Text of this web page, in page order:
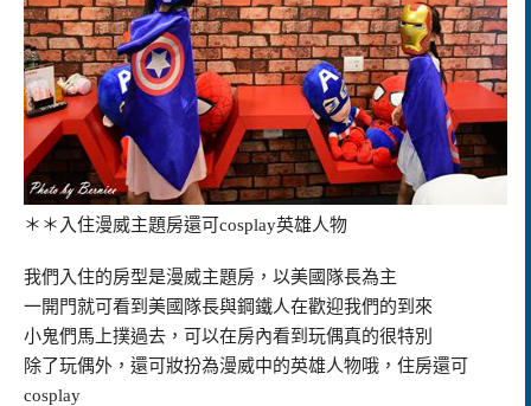
＊＊入住漫威主題房還可cosplay英雄人物
我們入住的房型是漫威主題房，以美國隊長為主
一開門就可看到美國隊長與鋼鐵人在歡迎我們的到來
小鬼們馬上撲過去，可以在房內看到玩偶真的很特別
除了玩偶外，還可妝扮為漫威中的英雄人物哦，住房還可
cosplay